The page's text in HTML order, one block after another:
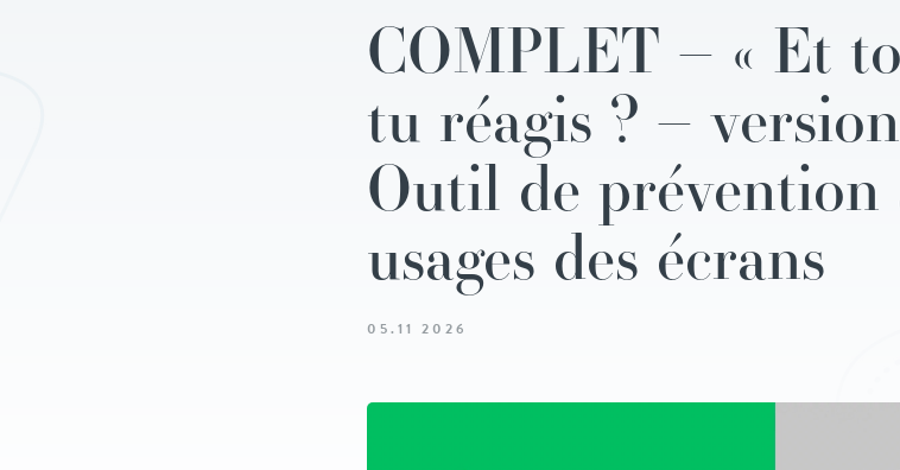
COMPLET – « Et
tu réagis ? –
Outil de prévention
usages des écrans
05.11 2026